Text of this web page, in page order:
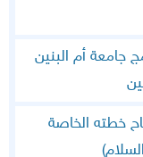
جامعة أم البنين
خطته الخاصة